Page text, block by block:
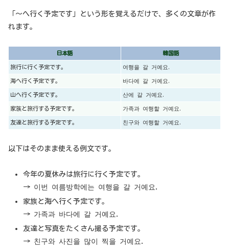
「〜へ行く予定です」という形を覚えるだけで、多くの文章が作
れます。
日本語 韓国語
旅行に行く予定です。 여행을 갈 거예요.
海へ行く予定です。 바다에 갈 거예요.
山へ行く予定です。 산에 갈 거예요.
家族と旅行する予定です。 가족과 여행할 거예요.
友達と旅行する予定です。 친구와 여행할 거예요.
以下はそのまま使える例文です。
今年の夏休みは旅行に行く予定です。
→ 이번 여름방학에는 여행을 갈 거예요.
家族と海へ行く予定です。
→ 가족과 바다에 갈 거예요.
友達と写真をたくさん撮る予定です。
→ 친구와 사진을 많이 찍을 거예요.